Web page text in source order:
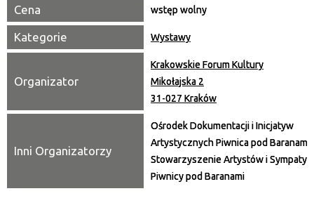
Cena wstęp wolny
Kategorie Wystawy
Organizator
Krakowskie Forum Kultury
Mikołajska 2
31-027 Kraków
Inni Organizatorzy
Ośrodek Dokumentacji i Inicjatyw
Artystycznych Piwnica pod Baranami,
Stowarzyszenie Artystów i
Piwnicy pod Baranami